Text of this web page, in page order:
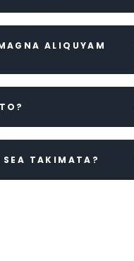
ALIQUYAM
SEA TAKIMATA?